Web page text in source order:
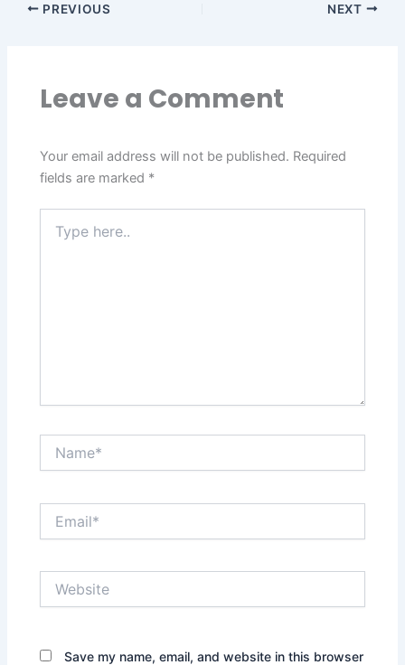
PREVIOUS NEXT
Leave a Comment
Your email address will not be published. Required
fields are marked *
here..
Save my name, email, and website in this browser